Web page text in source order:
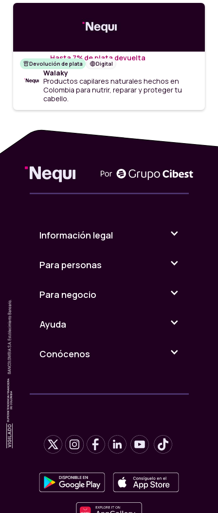
Hasta 7% de plata devuelta
Devolución de plata Digital
Walaky
Productos capilares naturales hechos en
Colombia para nutrir, reparar y proteger tu
cabello.
Información legal
Para personas
Para negocio
Ayuda
Conócenos